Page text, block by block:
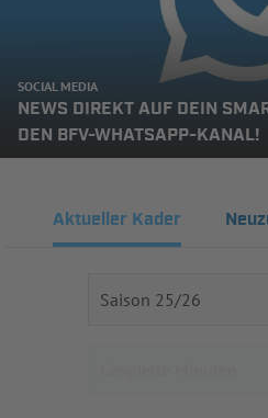
SOCIAL MEDIA
NEWS DIREKT AUF DEIN
DEN BFV-WHATSAPP-KANAL!
Aktueller Kader